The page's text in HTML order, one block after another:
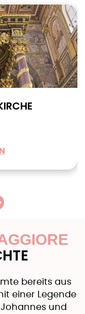
bereits aus
einer Legende
und